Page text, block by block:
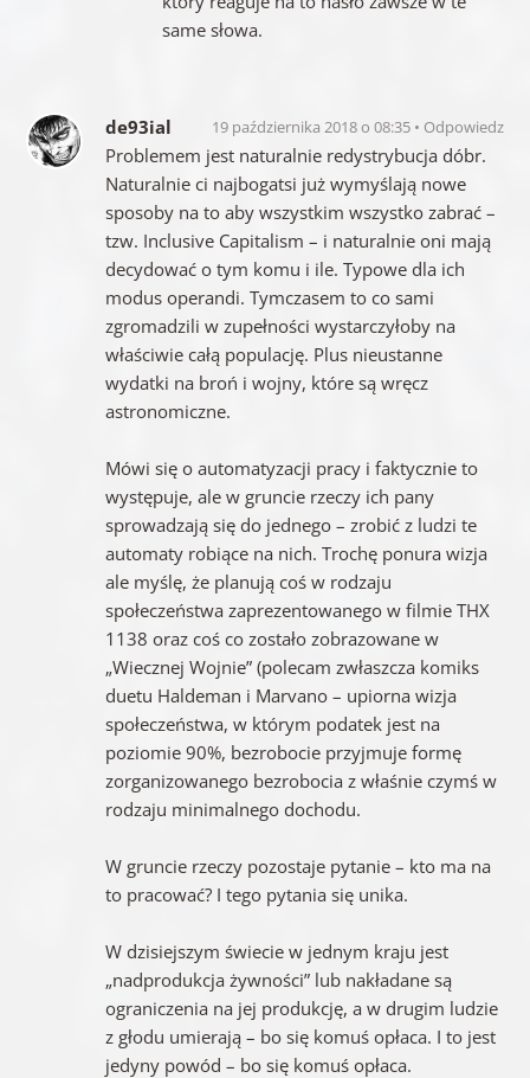
same słowa.
de93ial 19 października 2018 o 08:35 Odpowiedz
Problemem jest naturalnie redystrybucja dóbr.
Naturalnie ci najbogatsi już wymyślają nowe
sposoby na to aby wszystkim wszystko zabrać –
tzw. Inclusive Capitalism – i naturalnie oni mają
decydować o tym komu i ile. Typowe dla ich
modus operandi. Tymczasem to co sami
zgromadzili w zupełności wystarczyłoby na
właściwie całą populację. Plus nieustanne
wydatki na broń i wojny, które są wręcz
astronomiczne.
Mówi się o automatyzacji pracy i faktycznie to
występuje, ale w gruncie rzeczy ich pany
sprowadzają się do jednego – zrobić z ludzi te
automaty robiące na nich. Trochę ponura wizja
ale myślę, że planują coś w rodzaju
społeczeństwa zaprezentowanego w filmie THX
1138 oraz coś co zostało zobrazowane w
„Wiecznej Wojnie” (polecam zwłaszcza komiks
duetu Haldeman i Marvano – upiorna wizja
społeczeństwa, w którym podatek jest na
poziomie 90%, bezrobocie przyjmuje formę
zorganizowanego bezrobocia z właśnie czymś w
rodzaju minimalnego dochodu.
W gruncie rzeczy pozostaje pytanie – kto ma na
to pracować? I tego pytania się unika.
W dzisiejszym świecie w jednym kraju jest
„nadprodukcja żywności” lub nakładane są
ograniczenia na jej produkcję, a w drugim ludzie
z głodu umierają – bo się komuś opłaca. I to jest
jedyny powód – bo się komuś opłaca.